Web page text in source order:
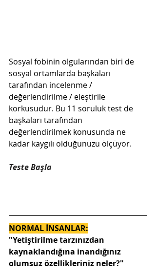
Sosyal fobinin olgularından biri de
sosyal ortamlarda başkaları
tarafından incelenme /
değerlendirilme / eleştirile
korkusudur. Bu 11 soruluk test de
başkaları tarafından
değerlendirilmek konusunda ne
kadar kaygılı olduğunuzu ölçüyor.
Teste Başla
NORMAL İNSANLAR:
"Yetiştirilme tarzınızdan
kaynaklandığına inandığınız
olumsuz özellikleriniz neler?"